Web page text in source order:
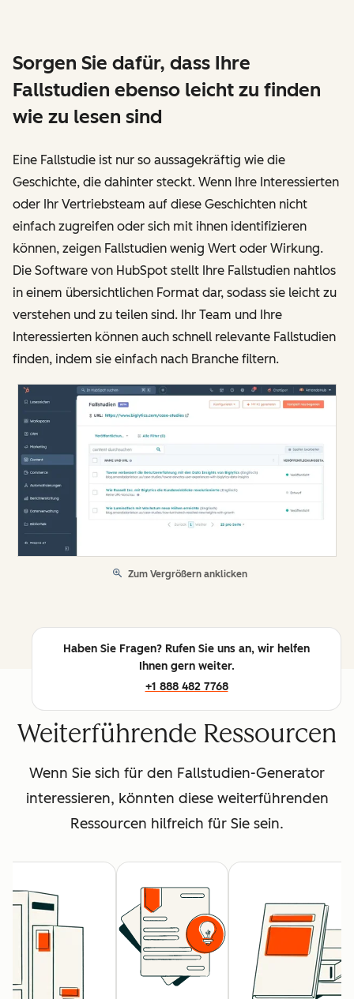
Sorgen Sie dafür, dass Ihre
Fallstudien ebenso leicht zu finden
wie zu lesen sind
Eine Fallstudie ist nur so aussagekräftig wie die
Geschichte, die dahinter steckt. Wenn Ihre Interessierten
oder Ihr Vertriebsteam auf diese Geschichten nicht
einfach zugreifen oder sich mit ihnen identifizieren
können, zeigen Fallstudien wenig Wert oder Wirkung.
Die Software von HubSpot stellt Ihre Fallstudien nahtlos
in einem übersichtlichen Format dar, sodass sie leicht zu
verstehen und zu teilen sind. Ihr Team und Ihre
Interessierten können auch schnell relevante Fallstudien
finden, indem sie einfach nach Branche filtern.
Zum Vergrößern anklicken
Haben Sie Fragen? Rufen Sie uns an, wir helfen
Ihnen gern weiter.
+1 888 482 7768
Weiterführende Ressourcen
Wenn Sie sich für den Fallstudien-Generator
interessieren, könnten diese weiterführenden
Ressourcen hilfreich für Sie sein.